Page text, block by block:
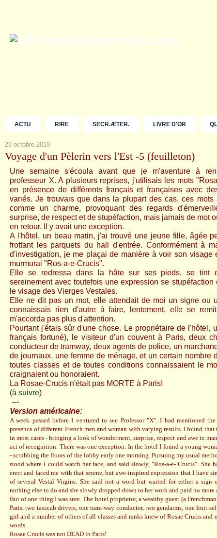
ACTU RIRE SECR.ÆTER. LIVRE D'OR
28 octobre 2010
Voyage d'un Pèlerin vers l'Est -5 (feuilleton)
Une semaine s'écoula avant que je m'aventure à
professeur X. A plusieurs reprises, j'utilisais les mots
en présence de différents français et françaises avec
variés. Je trouvais que dans la plupart des cas, ces mots
comme un charme, provoquant des regards
surprise, de respect et de stupéfaction, mais jamais de mot
en retour. Il y avait une exception.
A l'hôtel, un beau matin, j'ai trouvé une jeune fille, âgée
frottant les parquets du hall d'entrée. Conformément à
d'investigation, je me plaçai de manière à voir son visage
murmurai "Ros-a-e-Crucis".
Elle se redressa dans la hâte sur ses pieds, se tint
sereinement avec toutefois une expression se
le visage des Vierges Vestales.
Elle ne dit pas un mot, elle attendait de moi un signe ou
connaissais rien d'autre à faire, lentement, elle se
m'accorda pas plus d'attention.
Pourtant j'étais sûr d'une chose. Le propriétaire de l'hôtel,
français fortuné), le visiteur d'un couvent à Paris, deux
conducteur de tramway, deux agents de police, un
de journaux, une femme de ménage, et un certain nombre
toutes classes et de toutes conditions connaissaient le
craignaient ou honoraient.
La Rosae-Crucis n'était pas MORTE à Paris!
(à suivre)
---
Version américaine:
A week passed before I ventured to see Professor "X". I had mentioned
presence of different French men and woman with varying results. I found that
in most cases - bringing a look of wonderment, surprise, respect and awe to
act of recognition. There was one exception. In the hotel I found a young
- scrubbing the floors of the lobby early one morning. Pursuing my usual
stood where I could watch her face, and said slowly, "Ros-a-e- Crucis". She
erect and faced me with that serene, but awe-inspired expression that I have
of several Vestal Virgins. She said not a word but waited for either a sign
nothing else to do and she slowly dropped down to her work and paid no more
But of one thing I was sure. The hotel proprietor, a wealthy guest (a
Paris, two taxicab drivers, one tram-way conductor, two gendarms, one fruit-
girl and a number of others of all classes and ranks knew of Rosae Crucis and
words.
Rosae Crucis was not DEAD in Paris!